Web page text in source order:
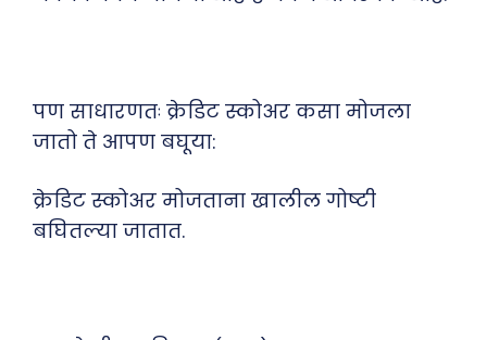
पण साधारणतः क्रेडिट स्कोअर कसा मोजला
जातो ते आपण बघूया:
क्रेडिट स्कोअर मोजताना खालील गोष्टी
बघितल्या जातात.